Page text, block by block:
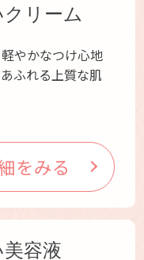
リーム
やかなつけ心地
ふれる上質な肌
をみる
容液